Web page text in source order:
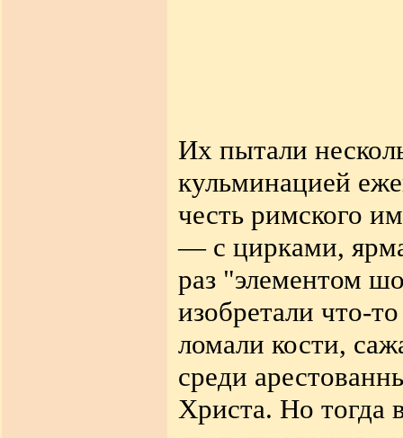
Их пытали
кульминацией
честь римского
— с цирками,
раз "элементом
изобретали что-
ломали кости,
среди
Христа. Но тогда